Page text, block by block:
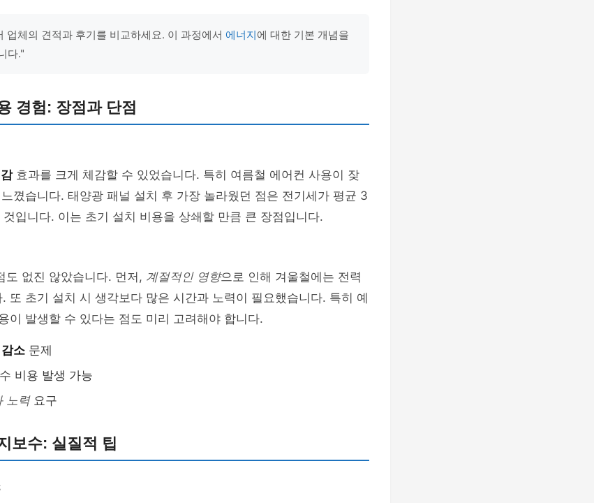
업체의 견적과 후기를 비교하세요. 이 과정에서 에너지에 대한 기본 개념을
다."
경험: 장점과 단점
효과를 크게 체감할 수 있었습니다. 특히 여름철 에어컨 사용이 잦
꼈습니다. 태양광 패널 설치 후 가장 놀라웠던 점은 전기세가 평균 3
입니다. 이는 초기 설치 비용을 상쇄할 만큼 큰 장점입니다.
도 없진 않았습니다. 먼저, 계절적인 영향으로 인해 겨울철에는 전력
또 초기 설치 시 생각보다 많은 시간과 노력이 필요했습니다. 특히 예
이 발생할 수 있다는 점도 미리 고려해야 합니다.
소 문제
비용 발생 가능
노력요구
보수: 실질적 팁